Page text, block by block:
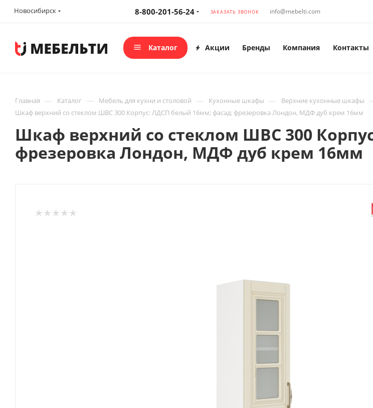
Новосибирск 8-800-201-56-24 ЗАКАЗАТЬ ЗВОНОК info@mebelti.com
Каталог Акции Бренды Компания Контакты
Главная — Каталог — Мебель для кухни и столовой — Кухонные шкафы — Верхние кухонные шкафы
Шкаф верхний со стеклом ШВС 300 Корпус: ЛДСП белый 16мм; фасад: фрезеровка Лондон, МДФ дуб крем 16мм
Шкаф верхний со стеклом ШВС 300
фрезеровка Лондон, МДФ дуб крем 16мм